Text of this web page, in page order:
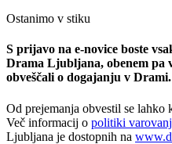
Ostanimo v stiku
S prijavo na e-novice boste
Drama Ljubljana, obenem pa
obveščali o dogajanju v Drami.
Od prejemanja obvestil se lahko
Več informacij o politiki
Ljubljana je dostopnih na